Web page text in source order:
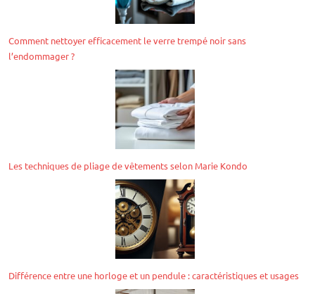
Comment nettoyer efficacement le verre trempé noir sans
l’endommager ?
Les techniques de pliage de vêtements selon Marie Kondo
Différence entre une horloge et un pendule : caractéristiques et usages